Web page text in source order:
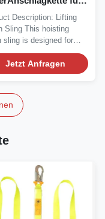
Anheben
Manipulieren
Description: Lifting
Sling This hoisting
sling is designed for
lifting...
Jetzt Anfragen